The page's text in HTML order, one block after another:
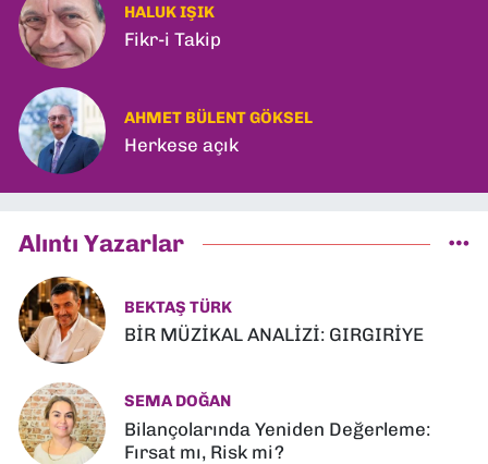
HALUK IŞIK
Fikr-i Takip
AHMET BÜLENT GÖKSEL
Herkese açık
Alıntı Yazarlar
BEKTAŞ TÜRK
BİR MÜZİKAL ANALİZİ: GIRGIRİYE
SEMA DOĞAN
Bilançolarında Yeniden Değerleme:
Fırsat mı, Risk mi?